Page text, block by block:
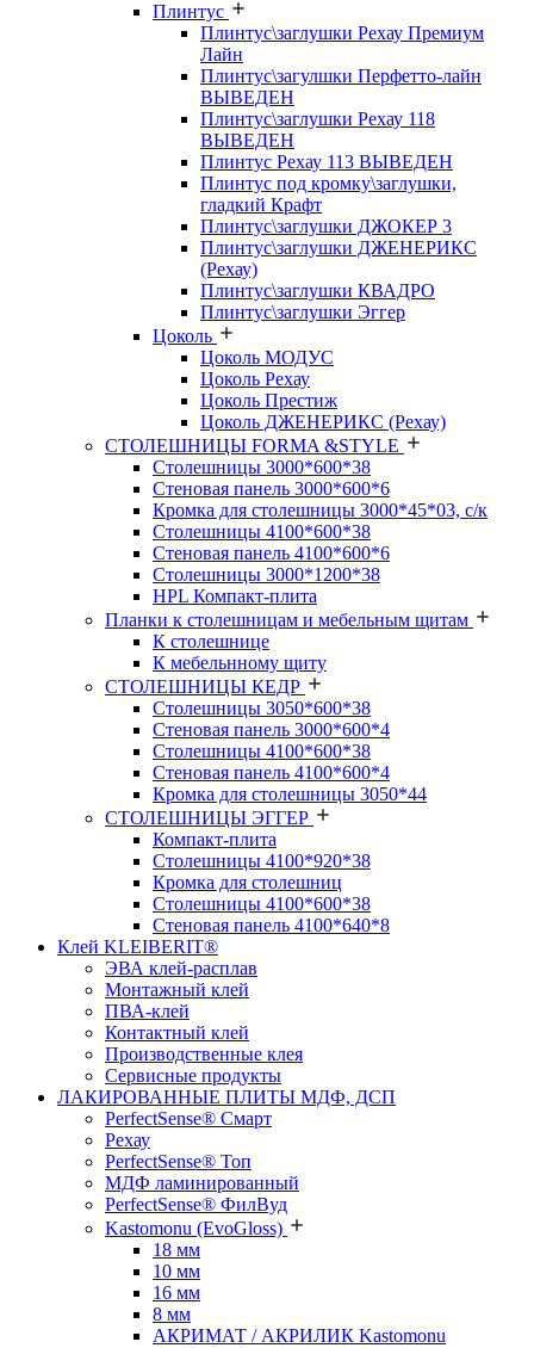
Плинтус
Плинтус\заглушки Рехау Премиум
Лайн
Плинтус\загулшки Перфетто-лайн
ВЫВЕДЕН
Плинтус\заглушки Рехау 118
ВЫВЕДЕН
Плинтус Рехау 113 ВЫВЕДЕН
Плинтус под кромку\заглушки,
гладкий Крафт
Плинтус\заглушки ДЖОКЕР 3
Плинтус\заглушки ДЖЕНЕРИКС
(Рехау)
Плинтус\заглушки КВАДРО
Плинтус\заглушки Эггер
Цоколь
Цоколь МОДУС
Цоколь Рехау
Цоколь Престиж
Цоколь ДЖЕНЕРИКС (Рехау)
СТОЛЕШНИЦЫ FORMA &STYLE
Столешницы 3000*600*38
Стеновая панель 3000*600*6
Кромка для столешницы 3000*45*03, с/к
Столешницы 4100*600*38
Стеновая панель 4100*600*6
Столешницы 3000*1200*38
HPL Компакт-плита
Планки к столешницам и мебельным щитам
К столешнице
К мебельнному щиту
СТОЛЕШНИЦЫ КЕДР
Столешницы 3050*600*38
Стеновая панель 3000*600*4
Столешницы 4100*600*38
Стеновая панель 4100*600*4
Кромка для столешницы 3050*44
СТОЛЕШНИЦЫ ЭГГЕР
Компакт-плита
Столешницы 4100*920*38
Кромка для столешниц
Столешницы 4100*600*38
Стеновая панель 4100*640*8
Клей KLEIBERIT®
ЭВА клей-расплав
Монтажный клей
ПВА-клей
Контактный клей
Производственные клея
Сервисные продукты
ЛАКИРОВАННЫЕ ПЛИТЫ МДФ, ДСП
PerfectSense® Смарт
Рехау
PerfectSense® Топ
МДФ ламинированный
PerfectSense® ФилВуд
Kastomonu (EvoGloss)
18 мм
10 мм
16 мм
8 мм
АКРИМАТ / АКРИЛИК Kastomonu